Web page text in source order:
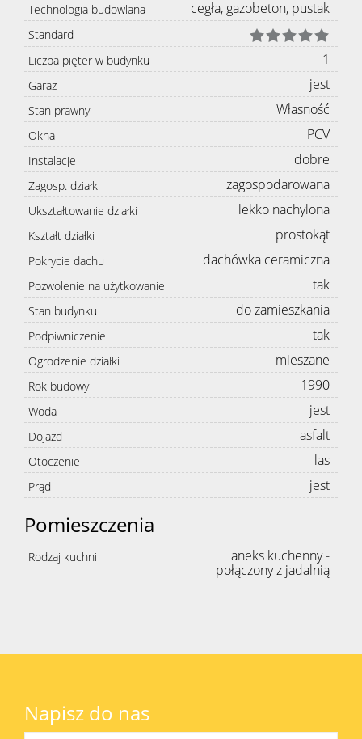
Technologia budowlana cegła, gazobeton, pustak
Standard
Liczba pięter w budynku
1
Garaż jest
Stan prawny Własność
Okna PCV
Instalacje dobre
Zagosp. działki zagospodarowana
Ukształtowanie działki lekko nachylona
Kształt działki prostokąt
Pokrycie dachu dachówka ceramiczna
Pozwolenie na użytkowanie tak
Stan budynku do zamieszkania
Podpiwniczenie tak
Ogrodzenie działki mieszane
Rok budowy 1990
Woda jest
Dojazd asfalt
Otoczenie las
Prąd jest
Pomieszczenia
Rodzaj kuchni
aneks kuchenny -
połączony z jadalnią
Napisz do nas